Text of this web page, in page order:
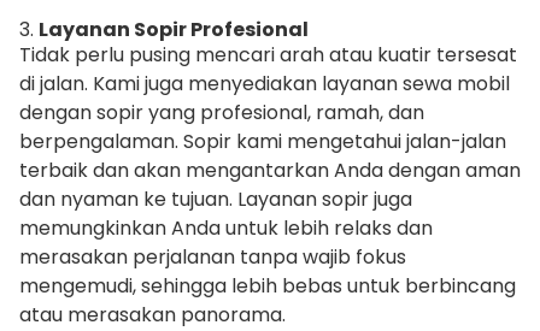
3. Layanan Sopir Profesional
Tidak perlu pusing mencari arah atau kuatir tersesat
di jalan. Kami juga menyediakan layanan sewa mobil
dengan sopir yang profesional, ramah, dan
berpengalaman. Sopir kami mengetahui jalan-jalan
terbaik dan akan mengantarkan Anda dengan aman
dan nyaman ke tujuan. Layanan sopir juga
memungkinkan Anda untuk lebih relaks dan
merasakan perjalanan tanpa wajib fokus
mengemudi, sehingga lebih bebas untuk berbincang
atau merasakan panorama.